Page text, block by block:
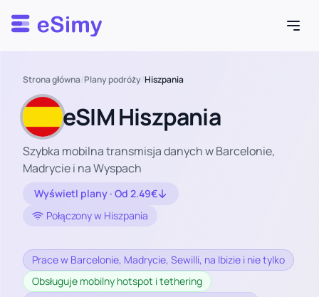
Esimy
Strona główna/Plany podróży/Hiszpania
eSIM Hiszpania
Szybka mobilna transmisja danych w Barcelonie,
Madrycie i na Wyspach
Wyświetl plany · Od 2.49€
Połączony w Hiszpania
Prace w Barcelonie, Madrycie, Sewilli, na Ibizie i nie tylko
Obsługuje mobilny hotspot i tethering